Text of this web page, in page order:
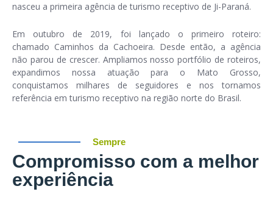
nasceu a primeira agência de turismo receptivo de Ji-Paraná.
Em outubro de 2019, foi lançado o primeiro roteiro:
chamado Caminhos da Cachoeira. Desde então, a agência
não parou de crescer. Ampliamos nosso portfólio de roteiros,
expandimos nossa atuação para o Mato Grosso,
conquistamos milhares de seguidores e nos tornamos
referência em turismo receptivo na região norte do Brasil.
Sempre
Compromisso com a melhor
experiência